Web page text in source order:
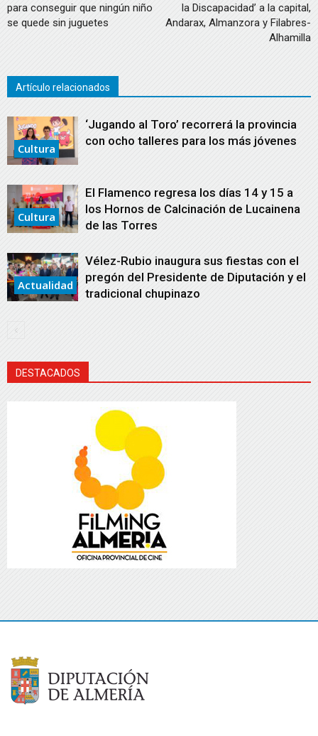
para conseguir que ningún niño
se quede sin juguetes
la Discapacidad’ a la capital,
Andarax, Almanzora y Filabres-
Alhamilla
Artículo relacionados
Cultura
‘Jugando al Toro’ recorrerá la provincia
con ocho talleres para los más jóvenes
Cultura
El Flamenco regresa los días 14 y 15 a
los Hornos de Calcinación de Lucainena
de las Torres
Actualidad
Vélez-Rubio inaugura sus fiestas con el
pregón del Presidente de Diputación y el
tradicional chupinazo
DESTACADOS